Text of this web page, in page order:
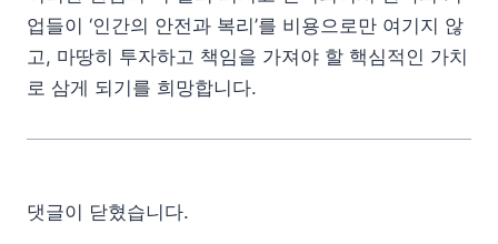
업들이 ‘인간의 안전과 복리’를 비용으로만 여기지 않
고, 마땅히 투자하고 책임을 가져야 할 핵심적인 가치
로 삼게 되기를 희망합니다.
댓글이 닫혔습니다.